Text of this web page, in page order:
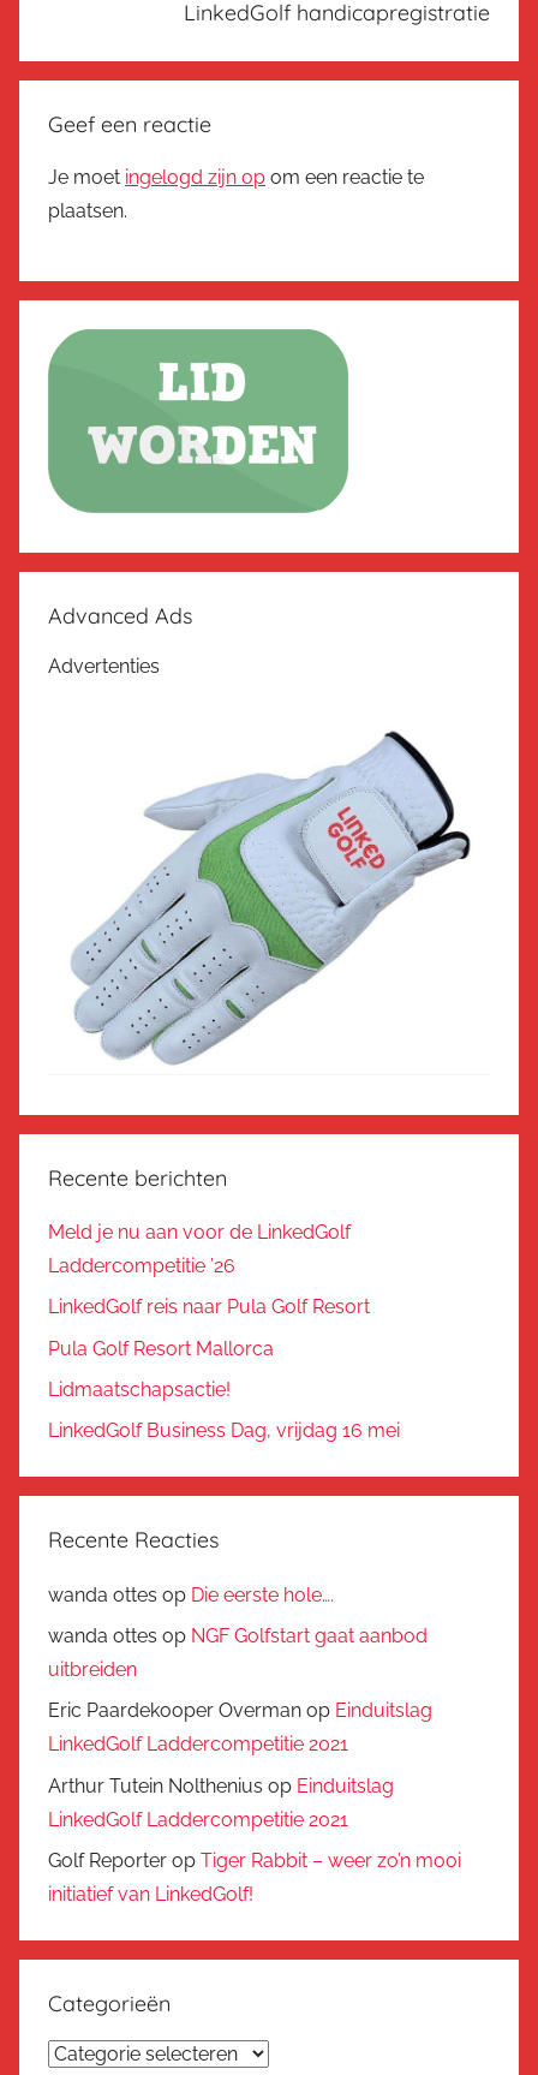
LinkedGolf handicapregistratie
Geef een reactie
Je moet ingelogd zijn op om een reactie te
plaatsen.
Advanced Ads
Advertenties
Recente berichten
Meld je nu aan voor de LinkedGolf
Laddercompetitie ’26
LinkedGolf reis naar Pula Golf Resort
Pula Golf Resort Mallorca
Lidmaatschapsactie!
LinkedGolf Business Dag, vrijdag 16 mei
Recente Reacties
wanda ottes op Die eerste hole….
wanda ottes op NGF Golfstart gaat aanbod
uitbreiden
Eric Paardekooper Overman op Einduitslag
LinkedGolf Laddercompetitie 2021
Arthur Tutein Nolthenius op Einduitslag
LinkedGolf Laddercompetitie 2021
Golf Reporter op Tiger Rabbit – weer zo’n mooi
initiatief van LinkedGolf!
Categorieën
Categorieën